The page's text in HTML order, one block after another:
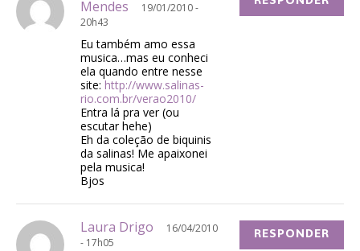
Mendes
19/01/2010 -
20h43
Eu também amo essa
musica…mas eu conheci
ela quando entre nesse
site: http://www.salinas-
rio.com.br/verao2010/
Entra lá pra ver (ou
escutar hehe)
Eh da coleção de biquinis
da salinas! Me apaixonei
pela musica!
Bjos
Laura Drigo
16/04/2010
- 17h05
RESPONDER